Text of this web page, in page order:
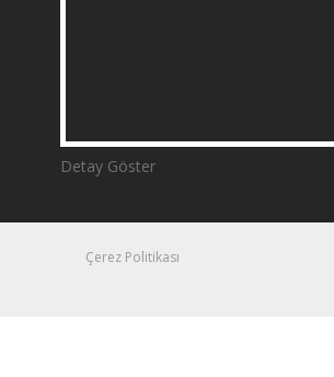
Detay Göster
Çerez Politikası